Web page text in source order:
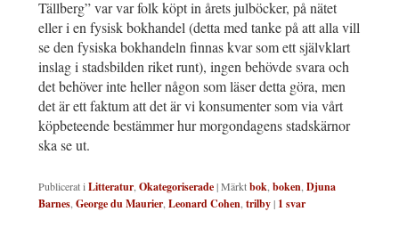
Tällberg” var var folk köpt in årets julböcker, på nätet
eller i en fysisk bokhandel (detta med tanke på att alla vill
se den fysiska bokhandeln finnas kvar som ett självklart
inslag i stadsbilden riket runt), ingen behövde svara och
det behöver inte heller någon som läser detta göra, men
det är ett faktum att det är vi konsumenter som via vårt
köpbeteende bestämmer hur morgondagens stadskärnor
ska se ut.
Publicerat i Litteratur Okategoriserade|Märktbok boken Djuna
Barnes George du Maurier Leonard Cohen trilby| 1 svar